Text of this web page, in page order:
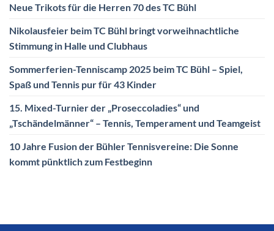
Neue Trikots für die Herren 70 des TC Bühl
Nikolausfeier beim TC Bühl bringt vorweihnachtliche
Stimmung in Halle und Clubhaus
Sommerferien-Tenniscamp 2025 beim TC Bühl – Spiel,
Spaß und Tennis pur für 43 Kinder
15. Mixed-Turnier der „Proseccoladies“ und
„Tschändelmänner“ – Tennis, Temperament und Teamgeist
10 Jahre Fusion der Bühler Tennisvereine: Die Sonne
kommt pünktlich zum Festbeginn